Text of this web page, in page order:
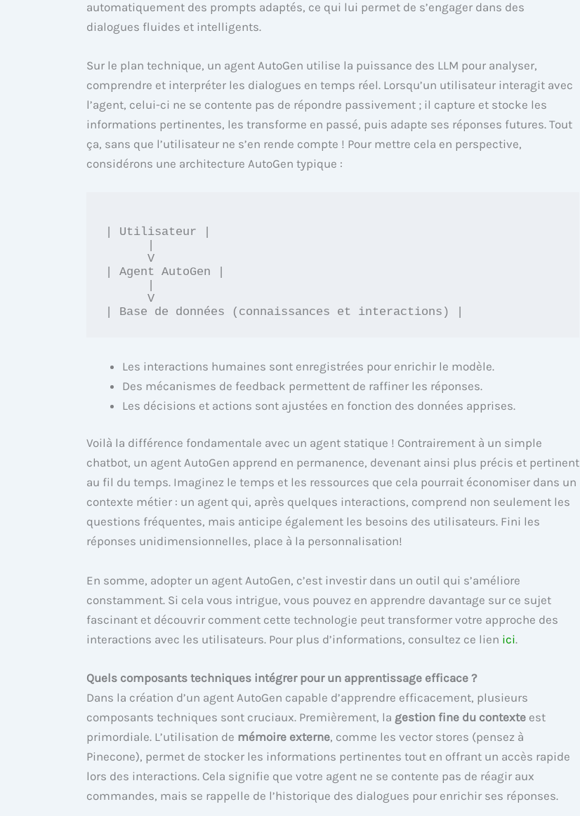
automatiquement des prompts adaptés, ce qui lui permet de s’engager dans des
dialogues fluides et intelligents.
Sur le plan technique, un agent AutoGen utilise la puissance des LLM pour analyser,
comprendre et interpréter les dialogues en temps réel. Lorsqu’un utilisateur interagit avec
l’agent, celui-ci ne se contente pas de répondre passivement ; il capture et stocke les
informations pertinentes, les transforme en passé, puis adapte ses réponses futures. Tout
ça, sans que l’utilisateur ne s’en rende compte ! Pour mettre cela en perspective,
considérons une architecture AutoGen typique :
| Utilisateur |
      V
| Agent AutoGen |
      V
Les interactions humaines sont enregistrées pour enrichir le modèle.
Des mécanismes de feedback permettent de raffiner les réponses.
Les décisions et actions sont ajustées en fonction des données apprises.
Voilà la différence fondamentale avec un agent statique ! Contrairement à un simple
chatbot, un agent AutoGen apprend en permanence, devenant ainsi plus précis et pertinent
au fil du temps. Imaginez le temps et les ressources que cela pourrait économiser dans un
contexte métier : un agent qui, après quelques interactions, comprend non seulement les
questions fréquentes, mais anticipe également les besoins des utilisateurs. Fini les
réponses unidimensionnelles, place à la personnalisation!
En somme, adopter un agent AutoGen, c’est investir dans un outil qui s’améliore
constamment. Si cela vous intrigue, vous pouvez en apprendre davantage sur ce sujet
fascinant et découvrir comment cette technologie peut transformer votre approche des
interactions avec les utilisateurs. Pour plus d’informations, consultez ce lien ici.
Quels composants techniques intégrer pour un apprentissage efficace ?
Dans la création d’un agent AutoGen capable d’apprendre efficacement, plusieurs
composants techniques sont cruciaux. Premièrement, la gestion fine du contexte est
primordiale. L’utilisation de mémoire externe, comme les vector stores (pensez à
Pinecone), permet de stocker les informations pertinentes tout en offrant un accès rapide
lors des interactions. Cela signifie que votre agent ne se contente pas de réagir aux
commandes, mais se rappelle de l’historique des dialogues pour enrichir ses réponses.